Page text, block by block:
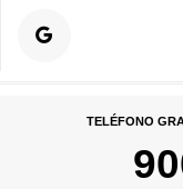
TELÉFONO